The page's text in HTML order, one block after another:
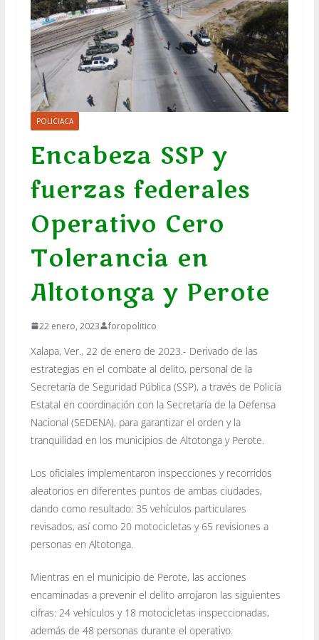
POLICIACA
Encabeza SSP y
fuerzas federales
Operativo Cero
Tolerancia en
Altotonga y Perote
22 enero, 2023 foropolitico
Xalapa, Ver., 22 de enero de 2023.- Derivado de las
estrategias en el combate al delito, personal de la
Secretaría de Seguridad Pública (SSP), a través de Policía
Estatal en coordinación con la Secretaría de la Defensa
Nacional (SEDENA), para garantizar el orden y la
tranquilidad en los municipios de Altotonga y Perote.
Los oficiales implementaron inspecciones y recorridos
aleatorios en diferentes puntos de ambas ciudades,
dando como resultado: 35 vehículos particulares
revisados, así como 20 motocicletas y 65 revisiones a
personas en Altotonga.
Mientras en el municipio de Perote, las acciones
encaminadas a prevenir el delito arrojaron las siguientes
cifras: 24 vehículos y 18 motocicletas inspeccionadas,
además de 48 personas durante el operativo.